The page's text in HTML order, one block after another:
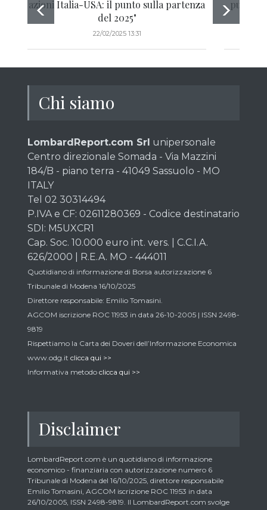
azioni Italia-USA: il punto sulla partenza
del 2025"
22/02/2025 13:31
punto
Chi siamo
LombardReport.com Srl unipersonale
Centro direzionale Somada - Via Mazzini
184/B - piano terra - 41049 Sassuolo - MO
ITALY
Tel 02 30314494
P.IVA e CF: 02611280369 - Codice destinatario
SDI: M5UXCR1
Cap. Soc. 10.000 euro int. vers. | C.C.I.A.
626/2000 | R.E.A. MO - 444011
Quotidiano di informazione di Borsa autorizzazione 6
Tribunale di Modena 16/10/2025
Direttore responsabile: Emilio Tomasini.
AGCOM iscrizione ROC 11953 in data 26-10-2005 | ISSN 2498-
9819
Rispettiamo la Carta dei Doveri dell’Informazione Economica
www.odg.it clicca qui >>
Informativa metodo clicca qui >>
Disclaimer
LombardReport.com è un quotidiano di informazione
economico - finanziaria con autorizzazione numero 6
Tribunale di Modena del 16/10/2025, direttore responsabile
Emilio Tomasini, AGCOM iscrizione ROC 11953 in data
26/10/2005, ISSN 2498-9819. Il LombardReport.com svolge